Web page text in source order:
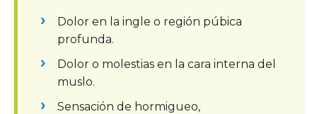
Dolor en la ingle o región púbica
profunda.
Dolor o molestias en la cara interna del
muslo.
Sensación de hormigueo,